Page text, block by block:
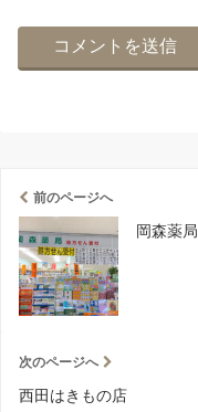
前のページへ
岡森薬局
次のページへ
西田はきもの店